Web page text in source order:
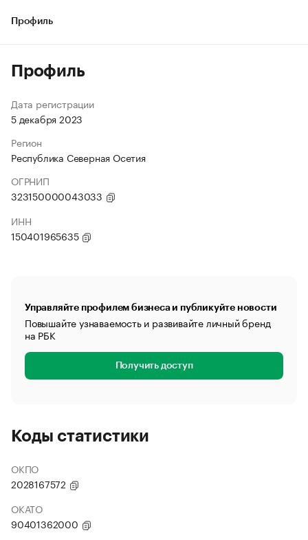
Профиль
Профиль
Дата регистрации
5 декабря 2023
Регион
Республика Северная Осетия
ОГРНИП
323150000043033
ИНН
150401965635
Управляйте профилем бизнеса и публикуйте новости
Повышайте узнаваемость и развивайте личный бренд
на РБК
Получить доступ
Коды статистики
ОКПО
2028167572
ОКАТО
90401362000